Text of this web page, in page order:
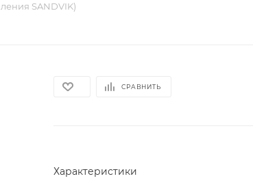
SANDVIK)
СРАВНИТЬ
Характеристики